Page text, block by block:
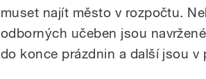
muset najít město v rozpočtu.
odborných učeben jsou
do konce prázdnin a další jsou v